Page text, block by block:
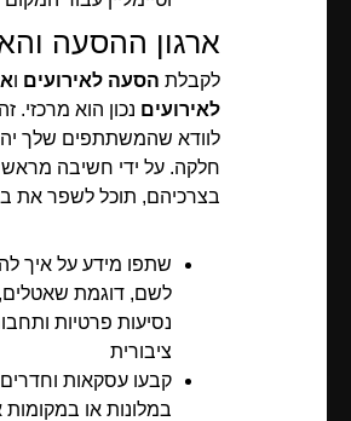
ארגון ההסעה
לקבלת הסעה לאירועים ו
לאירועים נכון הוא מרכזי.
לוודא שהמשתתפים שלך
חלקה. על ידי חשיבה מראש
בצרכיהם, תוכל לשפר את
שתפו מידע על איך
לשם, דוגמת שאטלים,
נסיעות פרטיות
ציבורית
קבעו עסקאות וחדרים
במלונות או